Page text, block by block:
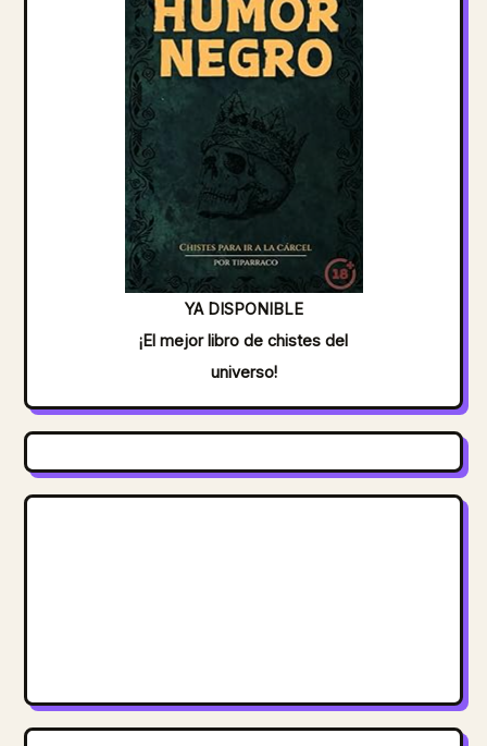
YA DISPONIBLE
¡El mejor libro de chistes del
universo!